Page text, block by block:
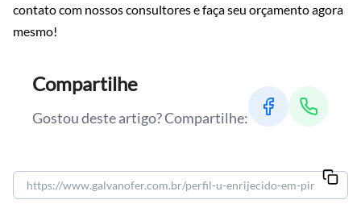
contato com nossos consultores e faça seu orçamento agora
mesmo!
Compartilhe
Gostou deste artigo? Compartilhe: